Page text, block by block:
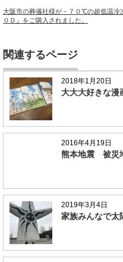
大阪市の葬儀社様が－７０℃の超低温冷
０Ｄ』をご購入されました。
関連するページ
2018年1月20日
大大大好きな
2016年4月19日
熊本地震 被災
2019年3月4日
家族みんなで太